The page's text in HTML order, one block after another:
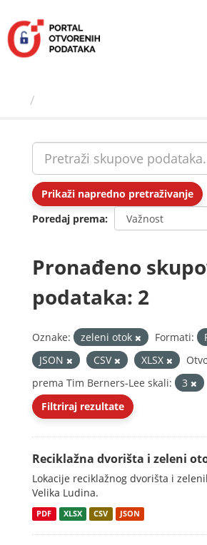
sadržaj
Prikaži napredno pretraživanje
Poredaj prema
Pronađeno
podataka: 2
Oznake: zeleni otok Formati:
JSON
CSV XLSX
prema Tim Berners-Lee skali:
3
Filtriraj rezultate
Reciklažna dvorišta i zeleni
Lokacije reciklažnog dvorišta i
Velika Ludina.
PDF XLSX CSV JSON